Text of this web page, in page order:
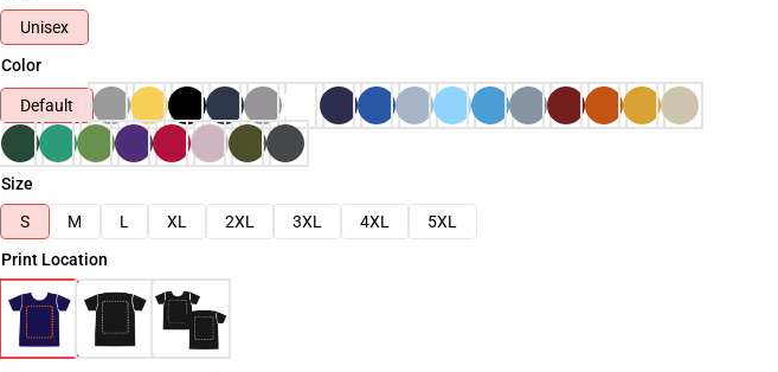
Unisex
Color
Default
Size
S
M L XL 2XL 3XL 4XL
5XL
Print Location